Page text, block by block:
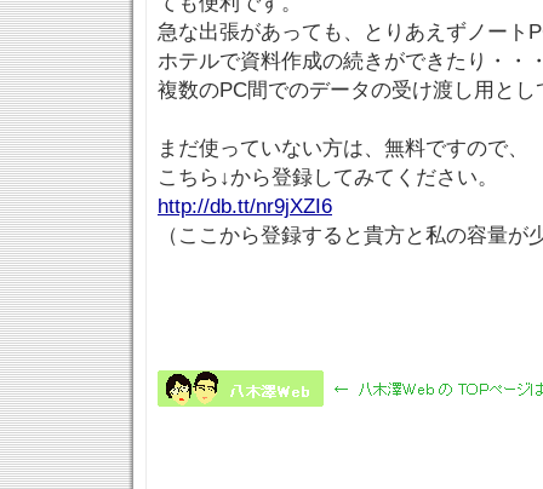
急な出張があっても、とりあえずノート
ホテルで資料作成の続きができたり・・
複数のPC間でのデータの受け渡し用と
まだ使っていない方は、無料ですので、
こちら↓から登録してみてください。
http://db.tt/nr9jXZI6
（ここから登録すると貴方と私の容量が